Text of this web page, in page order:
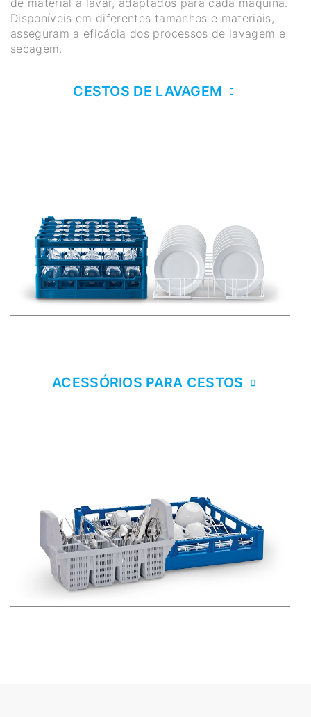
de material a lavar, adaptados para cada máquina.
Disponíveis em diferentes tamanhos e materiais,
asseguram a eficácia dos processos de lavagem e
secagem.
CESTOS DE LAVAGEM
ACESSÓRIOS PARA CESTOS